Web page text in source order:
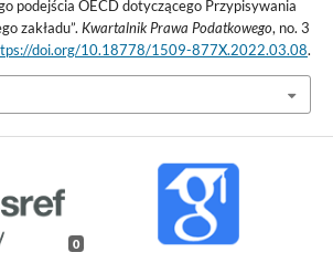
podejścia OECD dotyczącego Przypisywania
zakładu”. Kwartalnik Prawa Podatkowego, no. 3
doi.org/10.18778/1509-877X.2022.03.08.
0